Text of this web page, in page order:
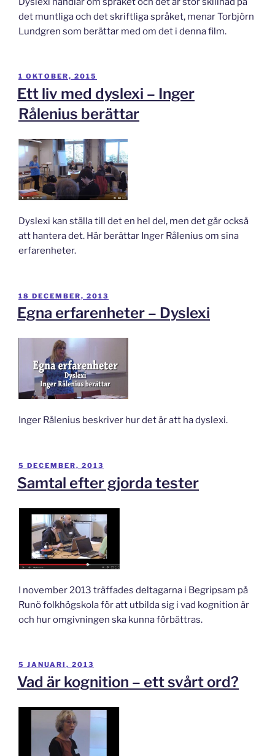
det muntliga och det skriftliga språket, menar Torbjörn
Lundgren som berättar med om det i denna film.
PUBLICERAT
1 OKTOBER, 2015
Ett liv med dyslexi – Inger
Rålenius berättar
Dyslexi kan ställa till det en hel del, men det går också
att hantera det. Här berättar Inger Rålenius om sina
erfarenheter.
PUBLICERAT
18 DECEMBER, 2013
Egna erfarenheter – Dyslexi
Inger Rålenius beskriver hur det är att ha dyslexi.
PUBLICERAT
5 DECEMBER, 2013
Samtal efter gjorda tester
I november 2013 träffades deltagarna i Begripsam på
Runö folkhögskola för att utbilda sig i vad kognition är
och hur omgivningen ska kunna förbättras.
PUBLICERAT
5 JANUARI, 2013
Vad är kognition – ett svårt ord?